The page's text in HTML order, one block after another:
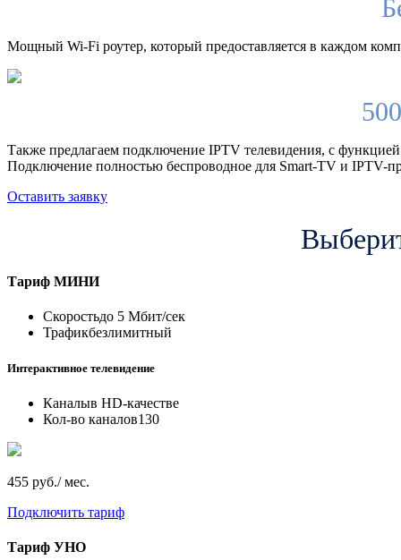
Мощный Wi-Fi роутер, который предоставляется в каждом
Также предлагаем подключение IPTV телевидения, с
Подключение полностью беспроводное для Smart-TV и IPTV-
Оставить заявку
Тариф МИНИ
Скоростьдо 5 Мбит/сек
Трафикбезлимитный
Интерактивное телевидение
Каналыв HD-качестве
Кол-во каналов130
455 руб./ мес.
Подключить тариф
Тариф УНО